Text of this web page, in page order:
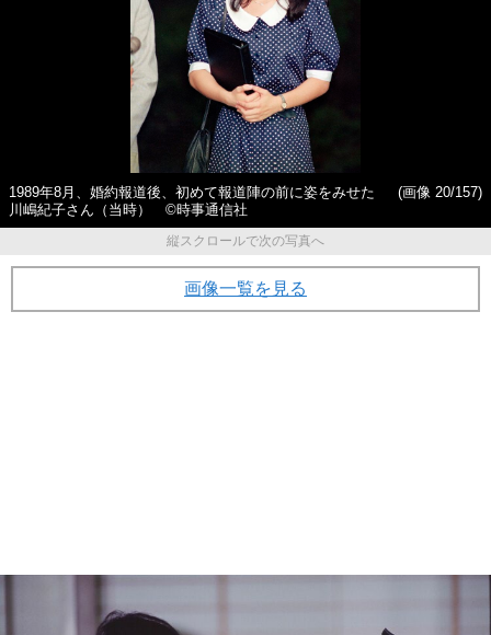
1989年8月、婚約報道後、初めて報道陣の前に姿をみせた
川嶋紀子さん（当時） ©時事通信社
(画像 20/157)
縦スクロールで次の写真へ
画像一覧を見る